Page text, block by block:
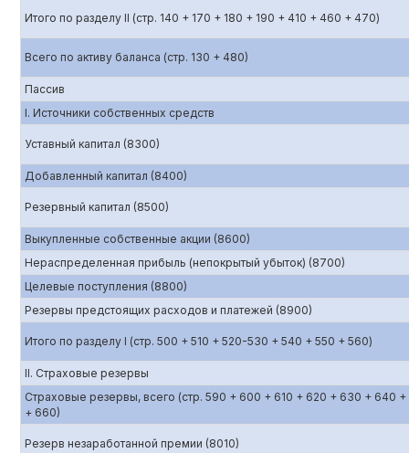
Итого по разделу II (стр. 140 + 170 + 180 + 190 + 410 + 460 + 470)
Всего по активу баланса (стр. 130 + 480)
Пассив
I. Источники собственных средств
Уставный капитал (8300)
Добавленный капитал (8400)
Резервный капитал (8500)
Выкупленные собственные акции (8600)
Нераспределенная прибыль (непокрытый убыток) (8700)
Целевые поступления (8800)
Резервы предстоящих расходов и платежей (8900)
Итого по разделу I (стр. 500 + 510 + 520-530 + 540 + 550 + 560)
II. Страховые резервы
Страховые резервы, всего (стр. 590 + 600 + 610 + 620 + 630 + 640
+ 660)
Резерв незаработанной премии (8010)